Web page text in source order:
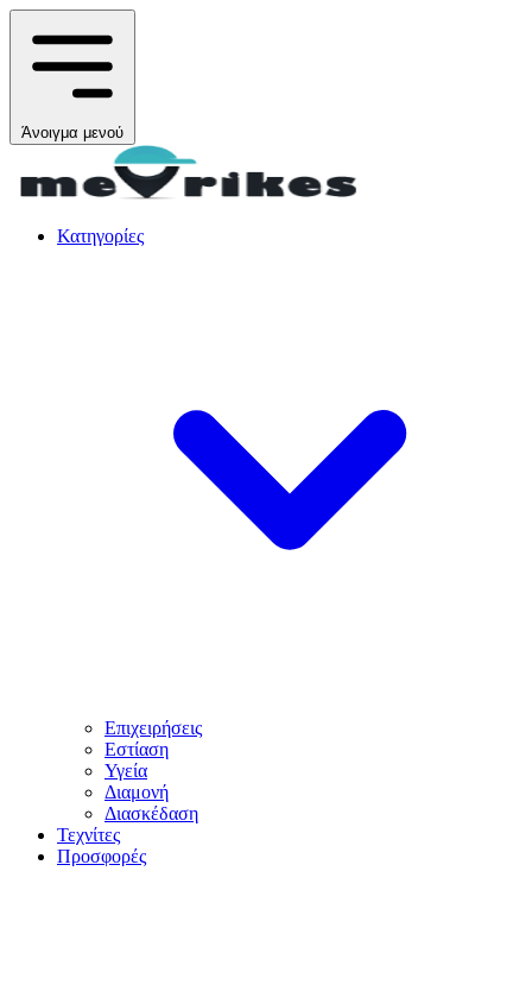
Άνοιγμα μενού
Κατηγορίες
Επιχειρήσεις
Εστίαση
Υγεία
Διαμονή
Διασκέδαση
Τεχνίτες
Προσφορές